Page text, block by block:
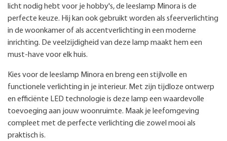
licht nodig hebt voor je hobby's, de leeslamp Minora is de
perfecte keuze. Hij kan ook gebruikt worden als sfeerverlichting
in de woonkamer of als accentverlichting in een moderne
inrichting. De veelzijdigheid van deze lamp maakt hem een
must-have voor elk huis.
Kies voor de leeslamp Minora en breng een stijlvolle en
functionele verlichting in je interieur. Met zijn tijdloze ontwerp
en efficiënte LED technologie is deze lamp een waardevolle
toevoeging aan jouw woonruimte. Maak je leefomgeving
compleet met de perfecte verlichting die zowel mooi als
praktisch is.